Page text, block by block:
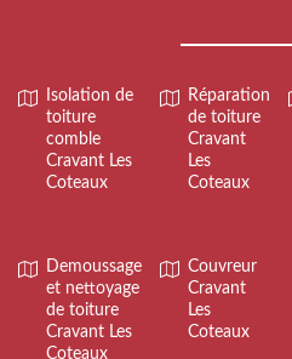
Isolation de
toiture
comble
Cravant Les
Coteaux
Réparation
de toiture
Cravant
Les
Coteaux
Demoussage
et nettoyage
de toiture
Cravant Les
Coteaux
Couvreur
Cravant
Les
Coteaux